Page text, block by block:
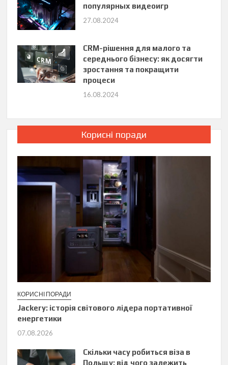
популярных видеоигр
27.08.2024
CRM-рішення для малого та
середнього бізнесу: як досягти
зростання та покращити
процеси
16.08.2024
Корисні поради
КОРИСНІ ПОРАДИ
Jackery: історія світового лідера портативної
енергетики
07.08.2026
Скільки часу робиться віза в
Польщу: від чого залежить